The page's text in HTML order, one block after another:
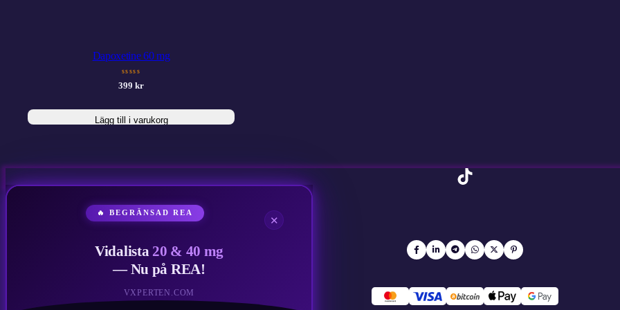
Dapoxetine 60 mg
sssss
399kr
Lägg till i varukorg
TikTok
✕
🔥 BEGRÄNSAD REA
Vidalista 20 & 40 mg
— Nu på REA!
VXPERTEN.COM